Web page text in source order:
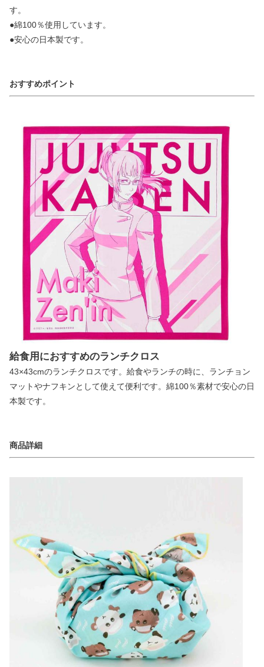
す。
●綿100％使用しています。
●安心の日本製です。
おすすめポイント
給食用におすすめのランチクロス
43×43cmのランチクロスです。給食やランチの時に、ランチョン
マットやナフキンとして使えて便利です。綿100％素材で安心の日
本製です。
商品詳細